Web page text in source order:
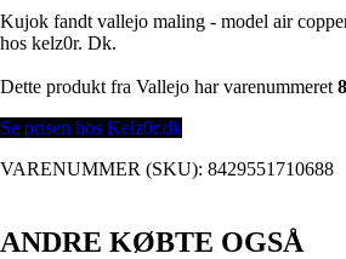
Kujok fandt vallejo maling - model air
hos kelz0r. Dk.
Dette produkt fra Vallejo har varenummeret
Se prisen hos Kelz0r.dk
VARENUMMER (SKU): 8429551710688
ANDRE KØBTE OGSÅ